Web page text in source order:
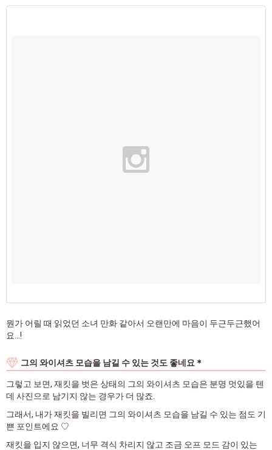
뭔가 어릴 때 읽었던 소녀 만화 같아서 오랜만에 마음이 두근두근했어
요...!
그의 와이셔츠 모습을 남길 수 있는 것도 좋네요＊
그렇고 보면, 재킷을 벗은 상태의 그의 와이셔츠 모습은 분명 멋있을 텐
데 사진으로 남기지 않는 경우가 더 많죠.
그래서, 내가 재킷을 빌리면 그의 와이셔츠 모습을 남길 수 있는 점도 기
쁜 포인트에요 ♡
재킷을 입지 않으면, 너무 격식 차리지 않고 조금 오프 모드 감이 있는